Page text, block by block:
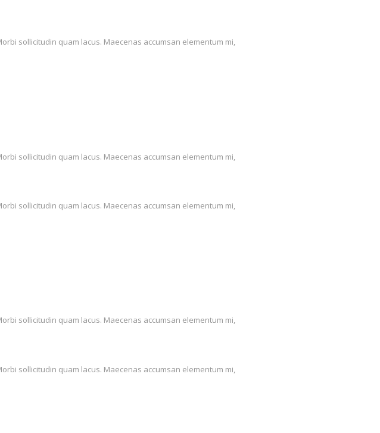
sollicitudin quam lacus. Maecenas accumsan elementum mi,
sollicitudin quam lacus. Maecenas accumsan elementum mi,
sollicitudin quam lacus. Maecenas accumsan elementum mi,
sollicitudin quam lacus. Maecenas accumsan elementum mi,
sollicitudin quam lacus. Maecenas accumsan elementum mi,